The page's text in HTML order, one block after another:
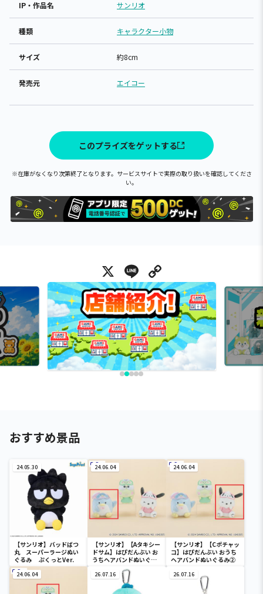
IP・作品名 サンリオ
種類 キャラクター小物
サイズ 約8cm
発売元 エイコー
このプライズをゲットする
※在庫がなくなり次第終了となります。サービスサイトで実際の取り扱いを確認してくださ
い。
X Line
おすすめ景品
24.05.30
【サンリオ】バッドばつ
丸 スーパーラージぬい
ぐるみ ぷくっとVer.
24.06.04
【サンリオ】【Aタキシー
ドサム】はぴだんぶい お
うちヘアバンドぬいぐる
24.06.04
【サンリオ】【Cポチャッ
コ】はぴだんぶい おうち
ヘアバンドぬいぐるみ②
24.06.04 26.07.16 26.07.16